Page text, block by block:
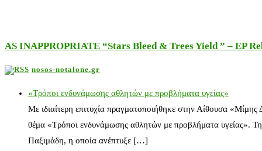
AS INAPPROPRIATE “Stars Bleed & Trees Yield ” – EP
nosos-notalone.gr
«Τρόποι ενδυνάμωσης αθλητών με προβλήματα υγείας»
Με ιδιαίτερη επιτυχία πραγματοποιήθηκε στην Αίθουσα
θέμα «Τρόποι ενδυνάμωσης αθλητών με προβλήματα υγείας».
Παξιμάδη, η οποία ανέπτυξε […]